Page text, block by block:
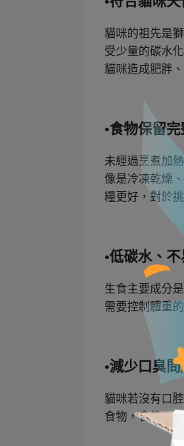
貓咪的祖先是
受少量的碳水
貓咪造成肥胖
•食物保留
未經過烹煮加
像是冷凍乾燥
糧更好，對於
•低碳水、
生食主要成分
需要控制體重
•減少口臭問
貓咪若沒有口
食物，會使口